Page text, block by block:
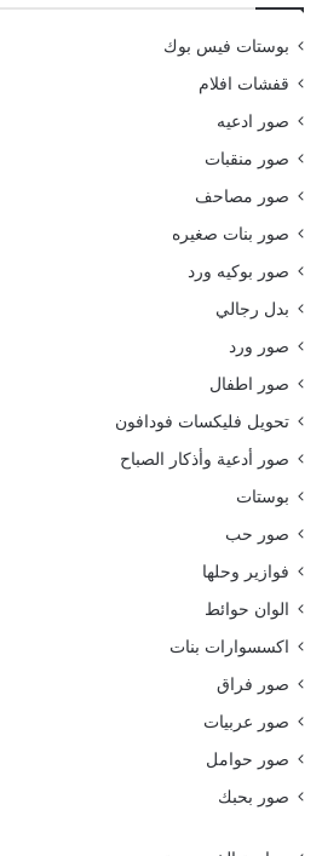
بوستات فيس بوك
قفشات افلام
صور ادعيه
صور منقبات
صور مصاحف
صور بنات صغيره
صور بوكيه ورد
بدل رجالي
صور ورد
صور اطفال
تحويل فليكسات فودافون
صور أدعية وأذكار الصباح
بوستات
صور حب
فوازير وحلها
الوان حوائط
اكسسوارات بنات
صور فراق
صور عربيات
صور حوامل
صور بحبك